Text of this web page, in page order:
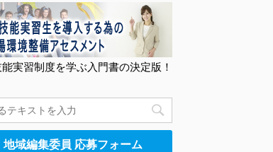
実習制度を学ぶ入門書の決定版！
地域編集委員 応募フォーム